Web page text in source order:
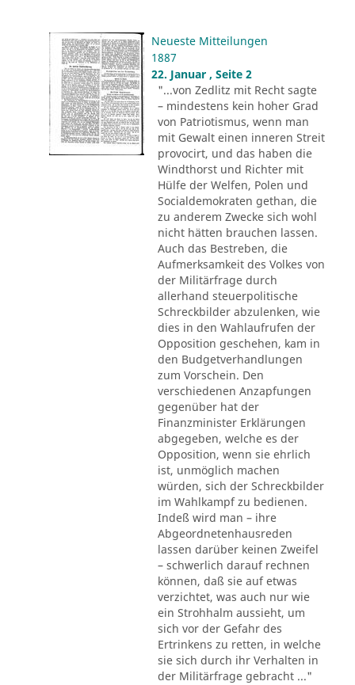
Neueste Mitteilungen
1887
22. Januar , Seite 2
"...von Zedlitz mit Recht sagte
– mindestens kein hoher Grad
von Patriotismus, wenn man
mit Gewalt einen inneren Streit
provocirt, und das haben die
Windthorst und Richter mit
Hülfe der Welfen, Polen und
Socialdemokraten gethan, die
zu anderem Zwecke sich wohl
nicht hätten brauchen lassen.
Auch das Bestreben, die
Aufmerksamkeit des Volkes von
der Militärfrage durch
allerhand steuerpolitische
Schreckbilder abzulenken, wie
dies in den Wahlaufrufen der
Opposition geschehen, kam in
den Budgetverhandlungen
zum Vorschein. Den
verschiedenen Anzapfungen
gegenüber hat der
Finanzminister Erklärungen
abgegeben, welche es der
Opposition, wenn sie ehrlich
ist, unmöglich machen
würden, sich der Schreckbilder
im Wahlkampf zu bedienen.
Indeß wird man – ihre
Abgeordnetenhausreden
lassen darüber keinen Zweifel
– schwerlich darauf rechnen
können, daß sie auf etwas
verzichtet, was auch nur wie
ein Strohhalm aussieht, um
sich vor der Gefahr des
Ertrinkens zu retten, in welche
sie sich durch ihr Verhalten in
der Militärfrage gebracht ..."